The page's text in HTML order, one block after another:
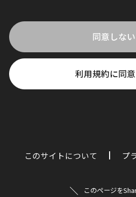
同意しない
利用規約に同
このサイトについて プ
このページを